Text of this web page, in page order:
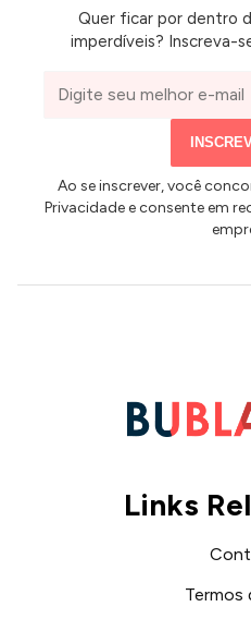
Quer ficar por dentro
imperdíveis? Inscreva-
Ao se inscrever, você
Privacidade e consente em
Links
Termos